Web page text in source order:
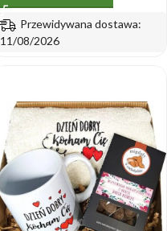
Przewidywana dostawa:
11/08/2026